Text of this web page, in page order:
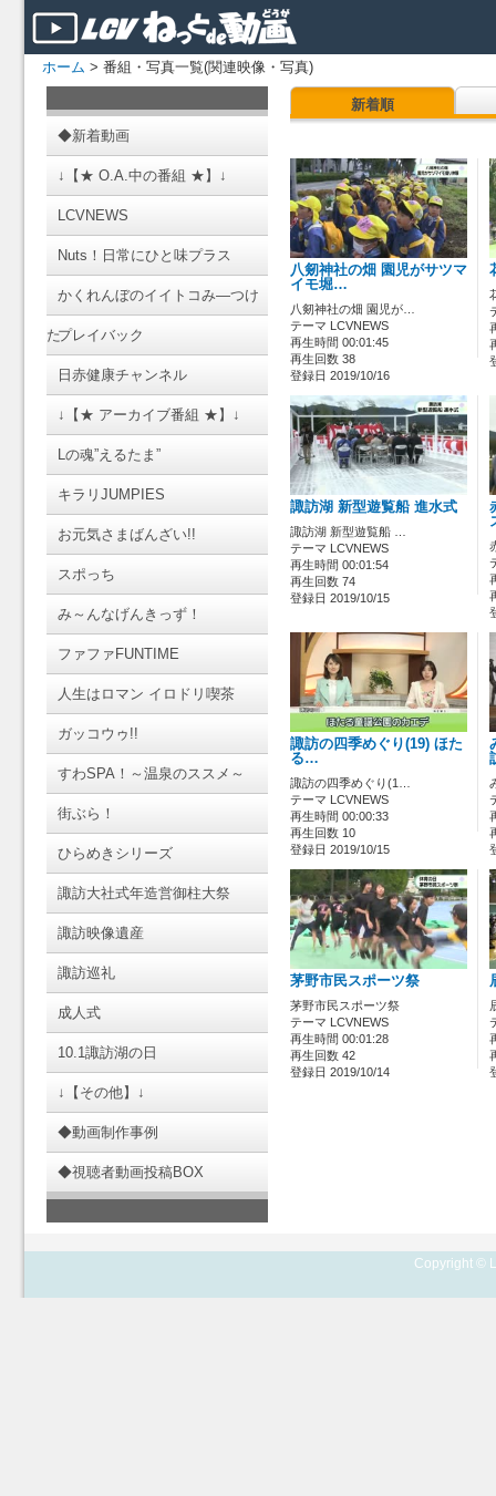
ホーム > 番組・写真一覧(関連映像・写真)
◆新着動画
↓【★ O.A.中の番組 ★】↓
LCVNEWS
Nuts！日常にひと味プラス
かくれんぼのイイトコみ―つけ
たプレイバック
日赤健康チャンネル
↓【★ アーカイブ番組 ★】↓
Lの魂”えるたま”
キラリJUMPIES
お元気さまばんざい!!
スポっち
み～んなげんきっず！
ファファFUNTIME
人生はロマン イロドリ喫茶
ガッコウゥ!!
すわSPA！～温泉のススメ～
街ぶら！
ひらめきシリーズ
諏訪大社式年造営御柱大祭
諏訪映像遺産
諏訪巡礼
成人式
10.1諏訪湖の日
↓【その他】↓
◆動画制作事例
◆視聴者動画投稿BOX
新着順
八剱神社の畑 園児がサツマ
イモ堀…
八剱神社の畑 園児が…
テーマ LCVNEWS
再生時間 00:01:45
再生回数 38
登録日 2019/10/16
諏訪湖 新型遊覧船 進水式
諏訪湖 新型遊覧船 …
テーマ LCVNEWS
再生時間 00:01:54
再生回数 74
登録日 2019/10/15
諏訪の四季めぐり(19) ほた
る…
諏訪の四季めぐり(1…
テーマ LCVNEWS
再生時間 00:00:33
再生回数 10
登録日 2019/10/15
茅野市民スポーツ祭
茅野市民スポーツ祭
テーマ LCVNEWS
再生時間 00:01:28
再生回数 42
登録日 2019/10/14
Copyright ©